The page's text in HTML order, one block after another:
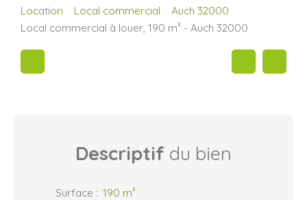
Location Local commercial
Auch 32000
Local commercial à louer, 190 m² - Auch 32000
Descriptif du bien
Surface : 190 m²